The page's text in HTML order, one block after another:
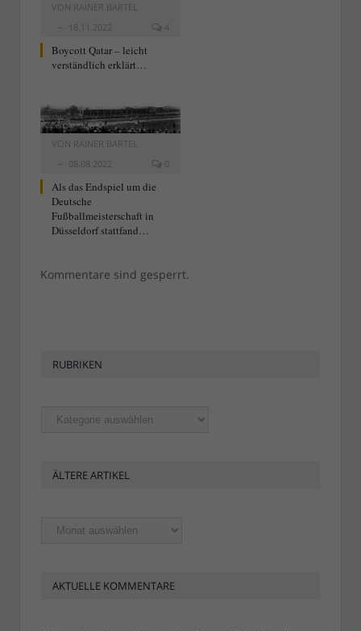
VON RAINER BARTEL
18.11.2022
4
Boycott Qatar – leicht
verständlich erklärt…
VON RAINER BARTEL
08.08.2022
0
Als das Endspiel um die
Deutsche
Fußballmeisterschaft in
Düsseldorf stattfand…
Kommentare sind gesperrt.
RUBRIKEN
Rubriken
ÄLTERE ARTIKEL
Ältere
AKTUELLE KOMMENTARE